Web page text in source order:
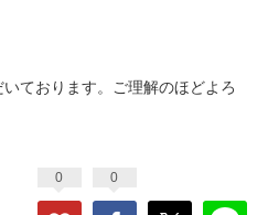
ております。ご理解のほどよろ
0 0